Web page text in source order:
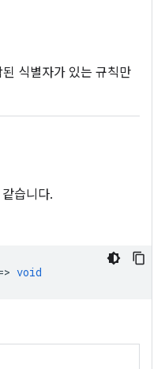
식별자가 있는 규칙만
습니다.
void